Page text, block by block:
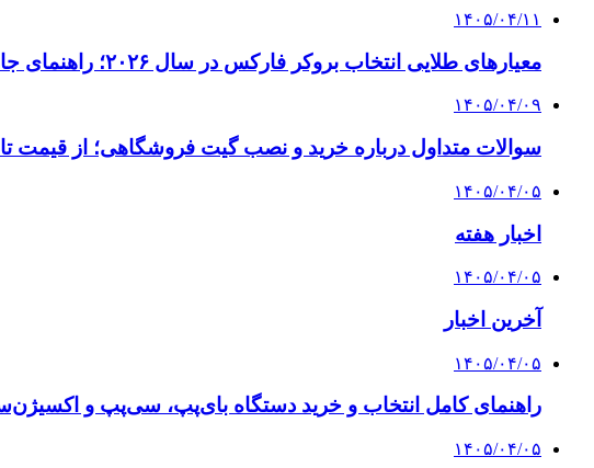
۱۴۰۵/۰۴/۱۱
معیارهای طلایی انتخاب بروکر فارکس در سال ۲۰۲۶؛ راهنمای جامع تریدرهای حرفه‌ای
۱۴۰۵/۰۴/۰۹
سوالات متداول درباره خرید و نصب گیت فروشگاهی؛ از
۱۴۰۵/۰۴/۰۵
اخبار هفته
۱۴۰۵/۰۴/۰۵
آخرین اخبار
۱۴۰۵/۰۴/۰۵
راهنمای کامل انتخاب و خرید دستگاه بای‌پپ، سی‌پپ و
۱۴۰۵/۰۴/۰۵